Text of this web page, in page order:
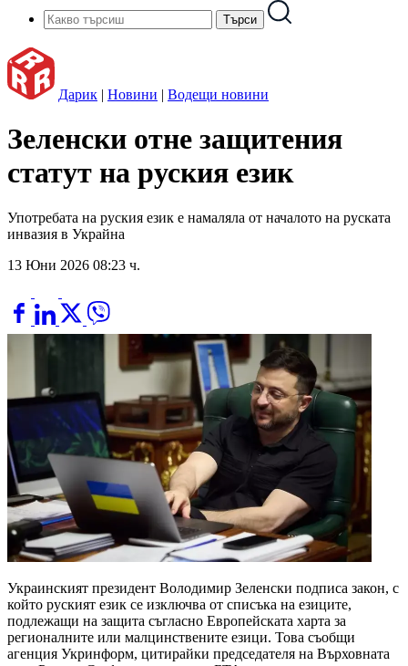
Дарик | Новини | Водещи новини
Зеленски отне защитения
статут на руския език
Употребата на руския език е намаляла от началото на руската
инвазия в Украйна
13 Юни 2026 08:23 ч.
Украинският президент Володимир Зеленски подписа закон, с
който руският език се изключва от списъка на езиците,
подлежащи на защита съгласно Европейската харта за
регионалните или малцинствените езици. Това съобщи
агенция Укринформ, цитирайки председателя на Върховната